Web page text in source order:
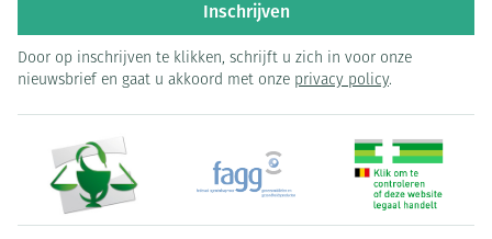
Inschrijven
Door op inschrijven te klikken, schrijft u zich in voor onze
nieuwsbrief en gaat u akkoord met onze privacy policy.